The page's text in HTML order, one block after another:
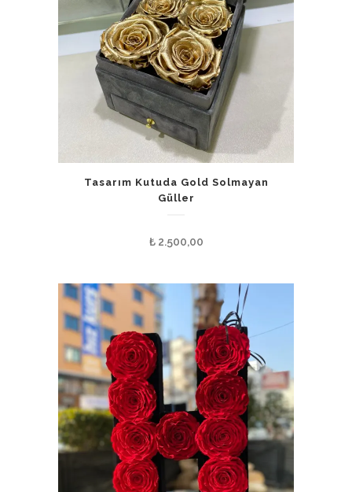
Tasarım Kutuda Gold Solmayan
Güller
₺2.500,00